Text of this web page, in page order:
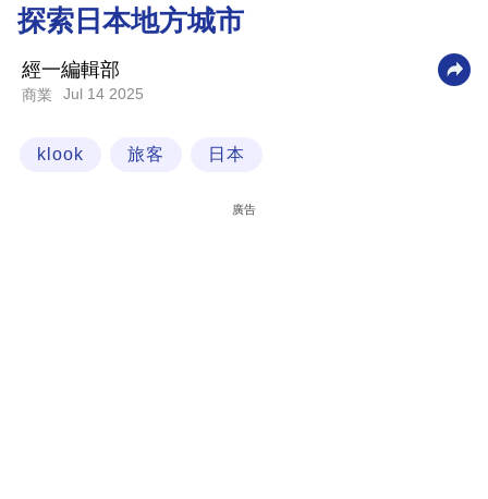
商
科
探索日本地方城市
經一編輯部
商業 Jul 14 2025
klook 旅客 日本
廣告